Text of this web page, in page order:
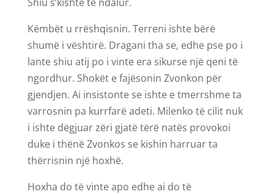
Këmbët u rrëshqisnin. Terreni ishte bërë
shumë i vështirë. Dragani tha se, edhe pse po i
lante shiu atij po i vinte era sikurse një qeni të
ngordhur. Shokët e fajësonin Zvonkon për
gjendjen. Ai insistonte se ishte e tmerrshme ta
varrosnin pa kurrfarë adeti. Milenko të cilit nuk
i ishte dëgjuar zëri gjatë tërë natës provokoi
duke i thënë Zvonkos se kishin harruar ta
thërrisnin një hoxhë.
Hoxha do të vinte apo edhe ai do të